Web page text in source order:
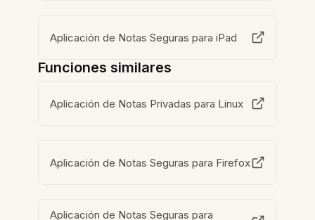
Aplicación de Notas Seguras para iPad
Funciones similares
Aplicación de Notas Privadas para Linux
Aplicación de Notas Seguras para Firefox
Aplicación de Notas Seguras para